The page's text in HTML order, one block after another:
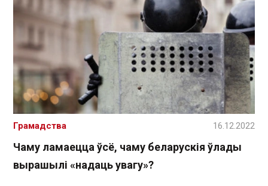
Чаму ламаецца ўсё, чаму беларускія ўлады
вырашылі «надаць увагу»?
Грамадства 16.12.2022